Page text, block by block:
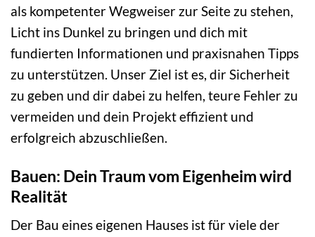
als kompetenter Wegweiser zur Seite zu stehen,
Licht ins Dunkel zu bringen und dich mit
fundierten Informationen und praxisnahen Tipps
zu unterstützen. Unser Ziel ist es, dir Sicherheit
zu geben und dir dabei zu helfen, teure Fehler zu
vermeiden und dein Projekt effizient und
erfolgreich abzuschließen.
Bauen: Dein Traum vom Eigenheim wird
Realität
Der Bau eines eigenen Hauses ist für viele der